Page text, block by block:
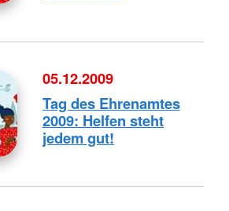
05.12.2009
Tag des Ehrenamtes
2009: Helfen steht
jedem gut!